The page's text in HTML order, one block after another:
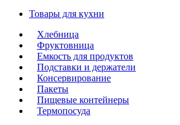
Товары для кухни
Хлебница
Фруктовница
Емкость для продуктов
Подставки и держатели
Консервирование
Пакеты
Пищевые контейнеры
Термопосуда